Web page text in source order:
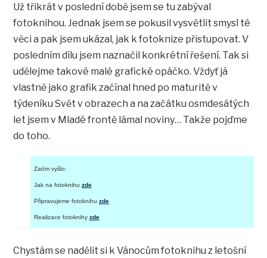
Už třikrát v poslední době jsem se tu zabýval
fotoknihou. Jednak jsem se pokusil vysvětlit smysl té
věci a pak jsem ukázal, jak k fotoknize přistupovat. V
posledním dílu jsem naznačil konkrétní řešení. Tak si
udělejme takové malé grafické opáčko. Vždyť já
vlastně jako grafik začínal hned po maturitě v
týdeníku Svět v obrazech a na začátku osmdesátých
let jsem v Mladé frontě lámal noviny… Takže pojďme
do toho.
Zatím vyšlo:
Jak na fotoknihu zde
Připravujeme fotoknihu zde
Realizace fotoknihy zde
Chystám se nadělit si k Vánocům fotoknihu z letošní